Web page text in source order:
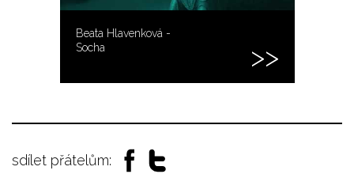
Beata Hlavenková -
Socha
sdílet přátelům: